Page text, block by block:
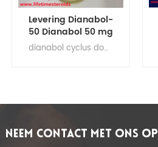
Mondelinge Ruwe
Steroid Halo van
Poederfluoxymesterone
Halotestin het
dosissterkte van fluoxymesteron, dosis van fluoxymesteron, effecten van fluoxymesteron, negatieve effecten van fluoxymesteron
NEEM CONTACT MET ONS OP